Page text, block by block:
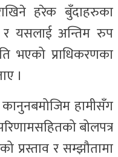
हरेक बुँदाहरुका
यसलाई अन्तिम रुप
भएको प्राधिकरणका
।
कानुनबमोजिम हामीसँग
बोलपत्र
प्रस्ताव र सम्झौतामा